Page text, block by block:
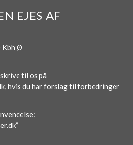
EJES AF
Kbh Ø
til os på
hvis du har forslag til forbedringer